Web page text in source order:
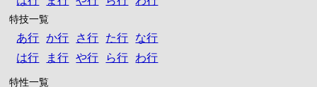
特技一覧
あ行 か行 さ行 た行
な行
は行
ま行 や行 ら行 わ行
特性一覧